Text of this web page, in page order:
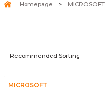
Homepage MICROSOFT
MICROSOFT